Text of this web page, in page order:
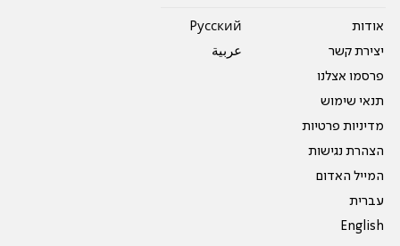
אודות
יצירת קשר
פרסמו אצלנו
תנאי שימוש
מדיניות פרטיות
הצהרת נגישות
המייל האדום
עברית
English
Pусский
عربية